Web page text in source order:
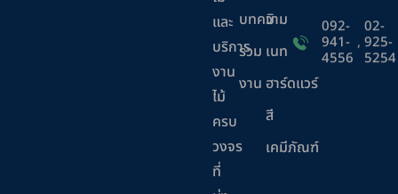
และ
บริการ
งาน
ไม้
ครบ
วงจร
ที่
บทความ
ร่วม
งาน
มิ
เนท
ฮาร์ดแวร์
สี
เคมีภัณฑ์
092-
941-
4556
,
02-
925-
5254